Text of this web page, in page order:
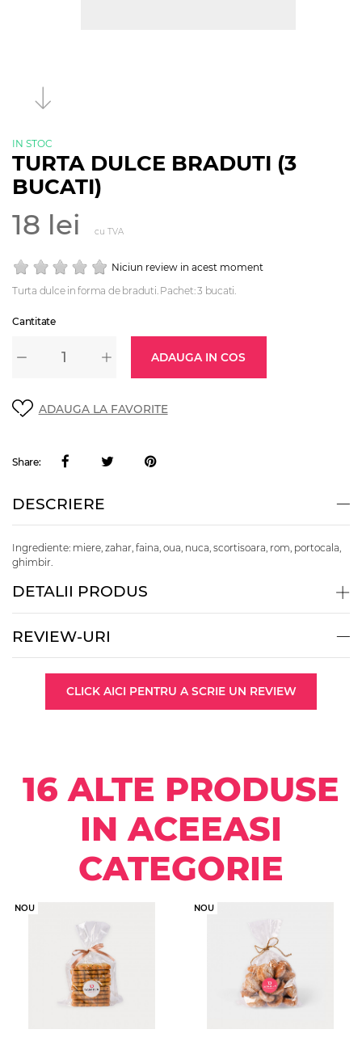
IN STOC
TURTA DULCE BRADUTI (3
BUCATI)
18 lei cu TVA
Niciun review in acest moment
Turta dulce in forma de braduti. Pachet: 3 bucati.
Cantitate
ADAUGA IN COS
ADAUGA LA FAVORITE
Share:
DESCRIERE
Ingrediente: miere, zahar, faina, oua, nuca, scortisoara, rom, portocala,
ghimbir.
DETALII PRODUS
REVIEW-URI
CLICK AICI PENTRU A SCRIE UN REVIEW
16 ALTE PRODUSE
IN ACEEASI
CATEGORIE
NOU NOU